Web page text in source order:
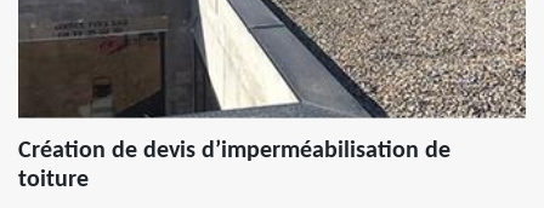
Création de devis d’imperméabilisation de
toiture